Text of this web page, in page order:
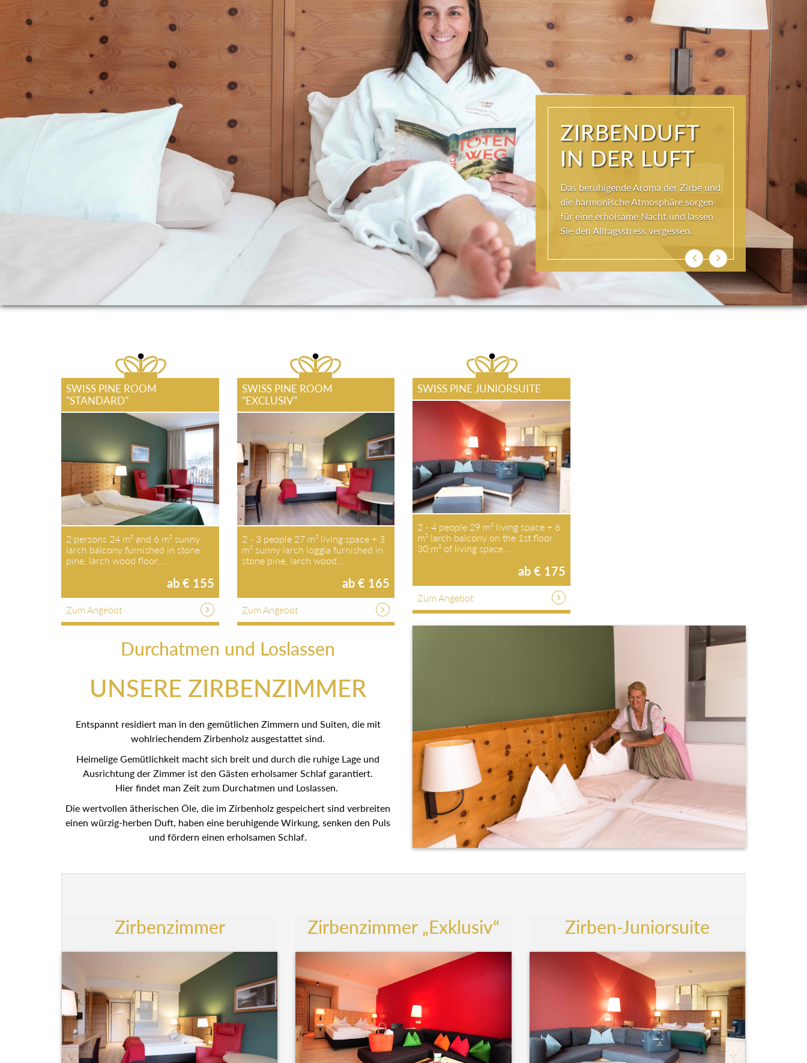
STIMMIG UND
ECHT
Entdecken Sie unsere einladenden
Zirbenzimmer, die mit natürlichen
Materialien und liebevollen Details
gestaltet sind.
ZurückWeiter
SWISS PINE ROOM
"STANDARD"
2 persons 24 m² and 6 m² sunny
larch balcony furnished in stone
pine, larch wood floor,…
ab € 155
Zum Angebot
SWISS PINE ROOM
"EXCLUSIV"
2 - 3 people 27 m² living space + 3
m² sunny larch loggia furnished in
stone pine, larch wood…
ab € 165
Zum Angebot
SWISS PINE JUNIORSUITE
2 - 4 people 29 m² living space + 6
m² larch balcony on the 1st floor
30 m² of living space…
ab € 175
Zum Angebot
Durchatmen und Loslassen
UNSERE ZIRBENZIMMER
Entspannt residiert man in den gemütlichen Zimmern und Suiten, die mit
wohlriechendem Zirbenholz ausgestattet sind.
Heimelige Gemütlichkeit macht sich breit und durch die ruhige Lage und
Ausrichtung der Zimmer ist den Gästen erholsamer Schlaf garantiert.
Hier findet man Zeit zum Durchatmen und Loslassen.
Die wertvollen ätherischen Öle, die im Zirbenholz gespeichert sind verbreiten
einen würzig-herben Duft, haben eine beruhigende Wirkung, senken den Puls
und fördern einen erholsamen Schlaf.
Zirbenzimmer Zirbenzimmer „Exklusiv“ Zirben-Juniorsuite